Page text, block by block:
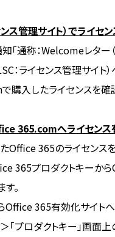
ンス管理サイト）でライセ
「通称：Welcomeレター
：ライセンス管理サイト）
購入したライセンスを確
365.comへライセン
Office 365のライセンス
365プロダクトキーか
。
Office 365有効化サイト
＞「プロダクトキー」画面